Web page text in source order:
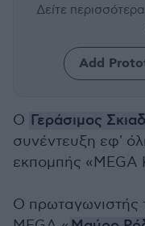
Δείτε
Add
Ο Γεράσιμος
συνέντευξη εφ'
εκπομπής «MEGA
Ο πρωταγωνιστής